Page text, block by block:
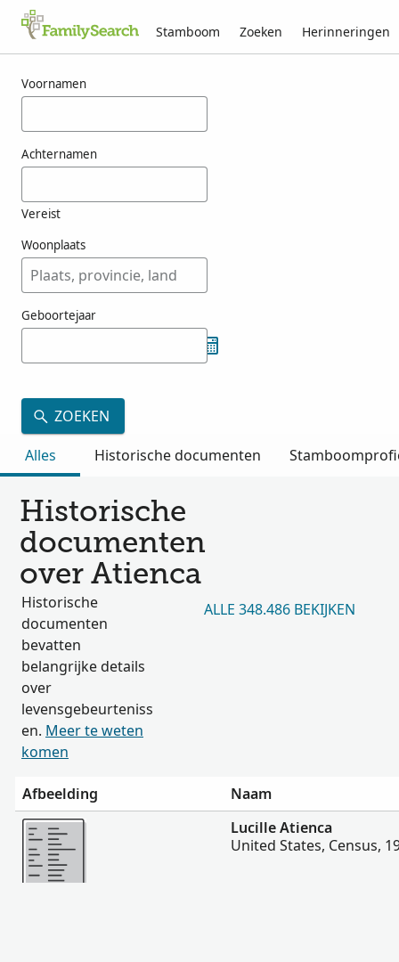
Stamboom Zoeken Herinneringen
Voornamen
Achternamen
Vereist
Woonplaats
Geboortejaar
ZOEKEN
Alles
Historische documenten
Historische
documenten
over Atienca
Historische
documenten
bevatten
belangrijke details
over
levensgebeurteniss
en. Meer te weten
komen
ALLE 348.486 BEKIJKEN
Afbeelding
Naam
Meer
Lucille Atienca
United States, Census,